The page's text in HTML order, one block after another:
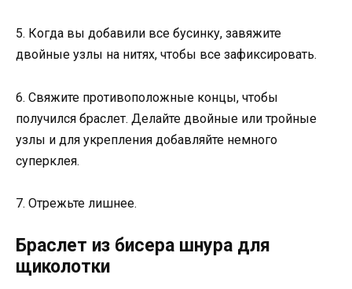
5. Когда вы добавили все бусинку, завяжите
двойные узлы на нитях, чтобы все зафиксировать.
6. Свяжите противоположные концы, чтобы
получился браслет. Делайте двойные или тройные
узлы и для укрепления добавляйте немного
суперклея.
7. Отрежьте лишнее.
Браслет из бисера шнура для
щиколотки